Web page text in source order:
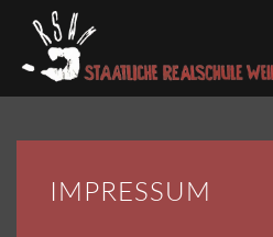
Skip to main content
IMPRESSUM